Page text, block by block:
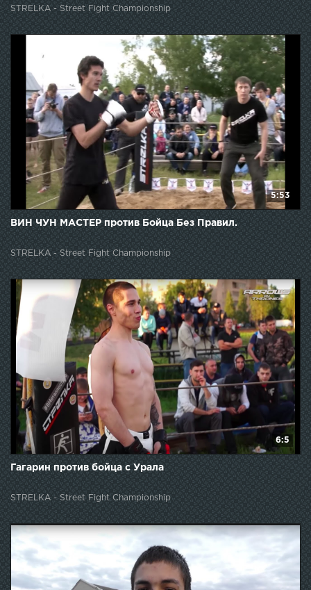
STRELKA - Street Fight Championship
5:53
ВИН ЧУН МАСТЕР против Бойца Без Правил.
STRELKA - Street Fight Championship
6:5
Гагарин против бойца с Урала
STRELKA - Street Fight Championship